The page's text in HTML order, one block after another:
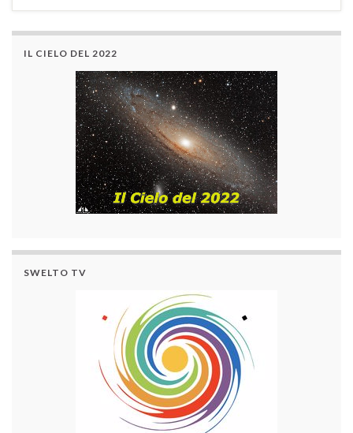
IL CIELO DEL 2022
SWELTO TV